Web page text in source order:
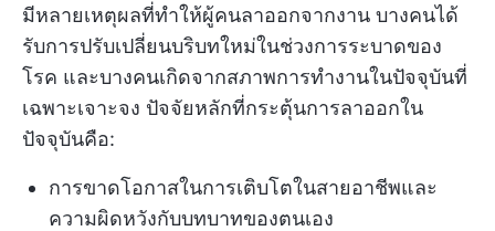
มีหลายเหตุผลที่ทำให้ผู้คนลาออกจากงาน บางคนได้
รับการปรับเปลี่ยนบริบทใหม่ในช่วงการระบาดของ
โรค และบางคนเกิดจากสภาพการทำงานในปัจจุบันที่
เฉพาะเจาะจง ปัจจัยหลักที่กระตุ้นการลาออกใน
ปัจจุบันคือ:
การขาดโอกาสในการเติบโตในสายอาชีพและ
ความผิดหวังกับบทบาทของตนเอง